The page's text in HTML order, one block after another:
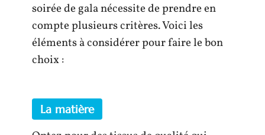
soirée de gala nécessite de prendre en
compte plusieurs critères. Voici les
éléments à considérer pour faire le bon
choix :
La matière